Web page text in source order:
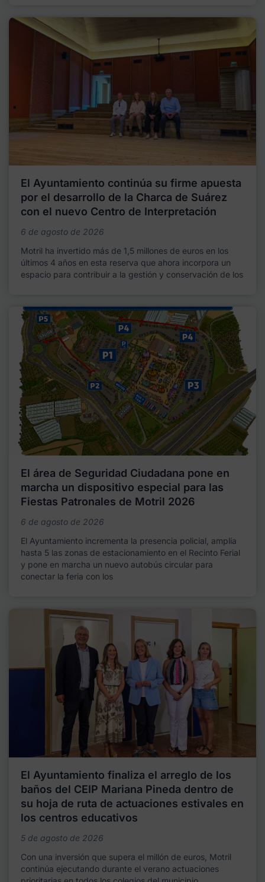
El Ayuntamiento continúa su firme apuesta
por el desarrollo de la Charca de Suárez
con el nuevo Centro de Interpretación
6 de agosto de 2026
Motril ha invertido más de 1,5 millones de euros en los
últimos 4 años en esta reserva que ahora incorpora un
espacio para contribuir a la gestión y conservación de los
El área de Seguridad Ciudadana pone en
marcha un dispositivo especial para las
Fiestas Patronales de Motril 2026
6 de agosto de 2026
El Ayuntamiento incrementa la presencia policial, amplía
hasta 5 las zonas de estacionamiento en el Recinto Ferial
y pone en marcha un nuevo autobús circular para
conectar la feria con los
El Ayuntamiento finaliza el arreglo de los
baños del CEIP Mariana Pineda dentro de
su hoja de ruta de actuaciones estivales en
los centros educativos
5 de agosto de 2026
Con una inversión que supera el millón de euros, Motril
continúa ejecutando durante el verano actuaciones